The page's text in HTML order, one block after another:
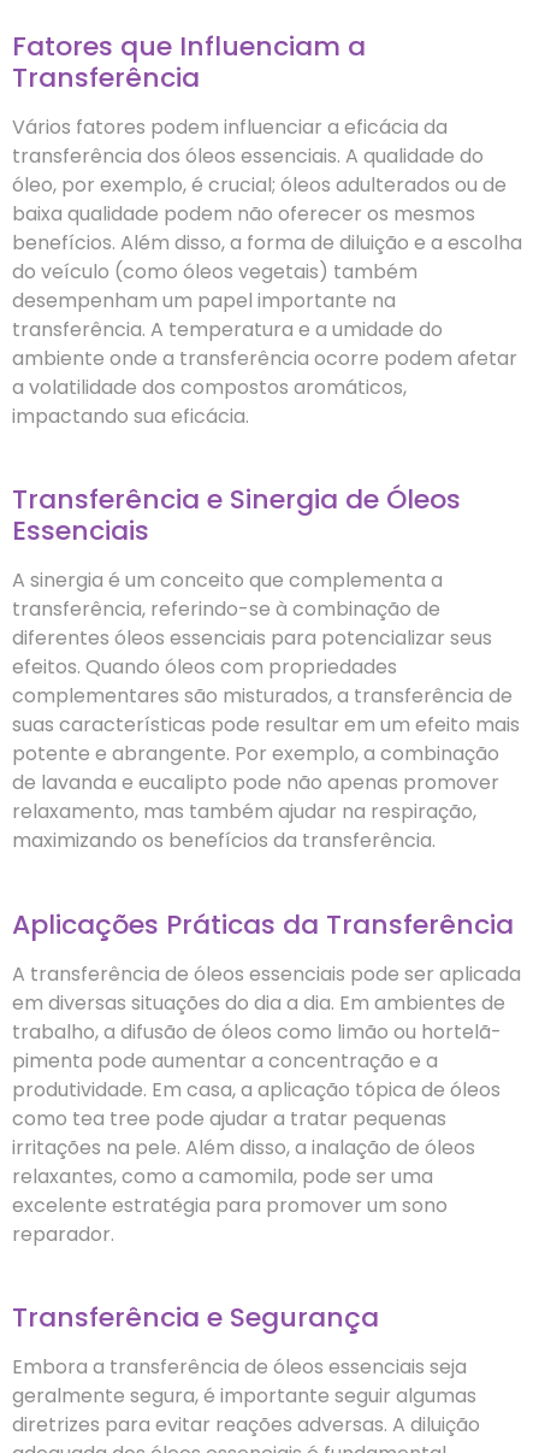
Fatores que Influenciam a
Transferência
Vários fatores podem influenciar a eficácia da
transferência dos óleos essenciais. A qualidade do
óleo, por exemplo, é crucial; óleos adulterados ou de
baixa qualidade podem não oferecer os mesmos
benefícios. Além disso, a forma de diluição e a escolha
do veículo (como óleos vegetais) também
desempenham um papel importante na
transferência. A temperatura e a umidade do
ambiente onde a transferência ocorre podem afetar
a volatilidade dos compostos aromáticos,
impactando sua eficácia.
Transferência e Sinergia de Óleos
Essenciais
A sinergia é um conceito que complementa a
transferência, referindo-se à combinação de
diferentes óleos essenciais para potencializar seus
efeitos. Quando óleos com propriedades
complementares são misturados, a transferência de
suas características pode resultar em um efeito mais
potente e abrangente. Por exemplo, a combinação
de lavanda e eucalipto pode não apenas promover
relaxamento, mas também ajudar na respiração,
maximizando os benefícios da transferência.
Aplicações Práticas da Transferência
A transferência de óleos essenciais pode ser aplicada
em diversas situações do dia a dia. Em ambientes de
trabalho, a difusão de óleos como limão ou hortelã-
pimenta pode aumentar a concentração e a
produtividade. Em casa, a aplicação tópica de óleos
como tea tree pode ajudar a tratar pequenas
irritações na pele. Além disso, a inalação de óleos
relaxantes, como a camomila, pode ser uma
excelente estratégia para promover um sono
reparador.
Transferência e Segurança
Embora a transferência de óleos essenciais seja
geralmente segura, é importante seguir algumas
diretrizes para evitar reações adversas. A diluição